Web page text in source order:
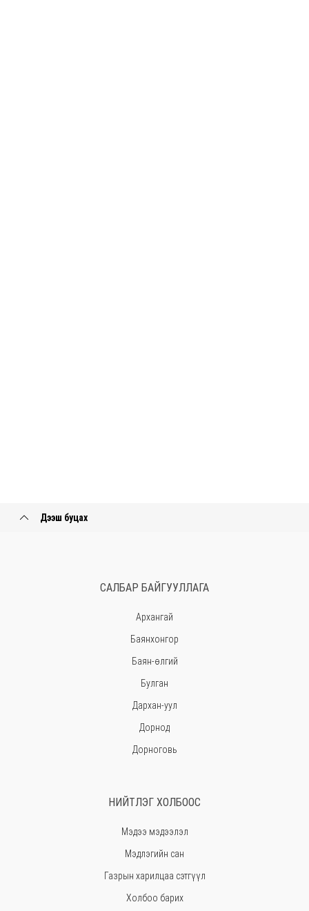
Дээш буцах
САЛБАР БАЙГУУЛЛАГА
Архангай
Баянхонгор
Баян-өлгий
Булган
Дархан-уул
Дорнод
Дорноговь
Хэнтий
Ховд
Хөвсгөл
Орхон
НИЙТЛЭГ ХОЛБООС
Мэдээ мэдээлэл
Мэдлэгийн сан
Газрын харилцаа сэтгүүл
Холбоо барих